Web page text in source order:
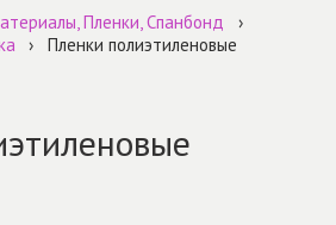
Пленки, Спанбонд
›
›
Пленки полиэтиленовые